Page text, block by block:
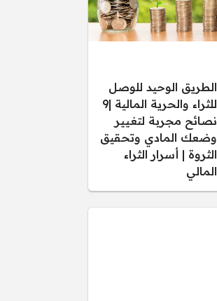
الطريق الوحيد للوصل
للثراء والحرية المالية |9
نصائح مجربة لتغيير
وضعك المادي وتحقيق
الثروة | أسرار الثراء
المالي